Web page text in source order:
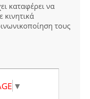
καταφέρει να
κινητικά
τους
▼